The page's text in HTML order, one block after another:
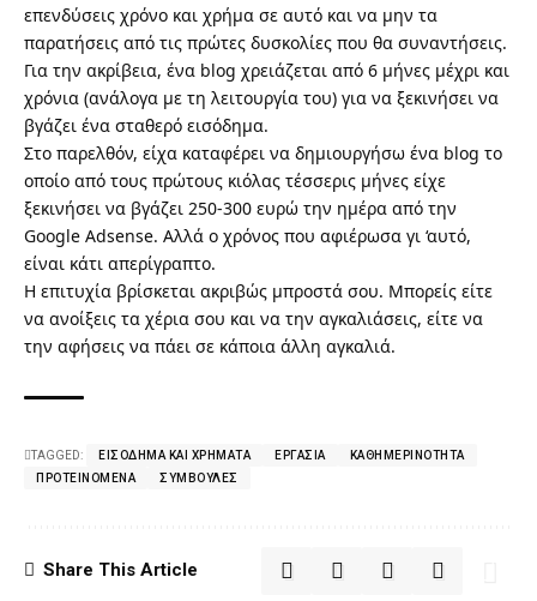
επενδύσεις χρόνο και χρήμα σε αυτό και να μην τα
παρατήσεις από τις πρώτες δυσκολίες που θα συναντήσεις.
Για την ακρίβεια, ένα blog χρειάζεται από 6 μήνες μέχρι και
χρόνια (ανάλογα με τη λειτουργία του) για να ξεκινήσει να
βγάζει ένα σταθερό εισόδημα.
Στο παρελθόν, είχα καταφέρει να δημιουργήσω ένα blog το
οποίο από τους πρώτους κιόλας τέσσερις μήνες είχε
ξεκινήσει να βγάζει 250-300 ευρώ την ημέρα από την
Google Adsense. Αλλά ο χρόνος που αφιέρωσα γι ‘αυτό,
είναι κάτι απερίγραπτο.
Η επιτυχία βρίσκεται ακριβώς μπροστά σου. Μπορείς είτε
να ανοίξεις τα χέρια σου και να την αγκαλιάσεις, είτε να
την αφήσεις να πάει σε κάποια άλλη αγκαλιά.
TAGGED: ΕΙΣΌΔΗΜΑ ΚΑΙ ΧΡΉΜΑΤΑ ΕΡΓΑΣΊΑ
ΚΑΘΗΜΕΡΙΝΌΤΗΤΑ
ΠΡΟΤΕΙΝΌΜΕΝΑ
ΣΥΜΒΟΥΛΈΣ
Share This Article